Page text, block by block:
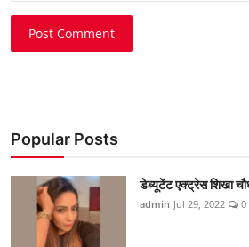
Post Comment
Popular Posts
डेब्यूटेंट एक्ट्रेस शिखा
admin Jul 29, 2022 0